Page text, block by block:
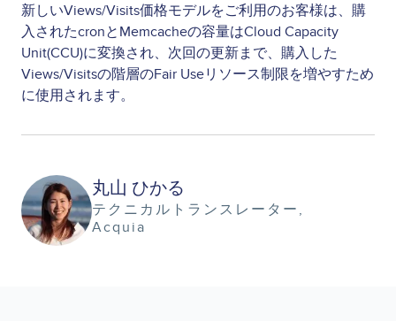
新しいViews/Visits価格モデルをご利用のお客様は、購
入されたcronとMemcacheの容量はCloud Capacity
Unit(CCU)に変換され、次回の更新まで、購入した
Views/Visitsの階層のFair Useリソース制限を増やすため
に使用されます。
Image 丸山 ひかる
テクニカルトランスレーター
Acquia